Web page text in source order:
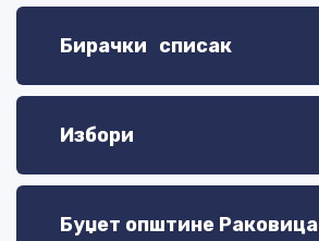
Бирачки списак
Избори
Буџет општине Раковица